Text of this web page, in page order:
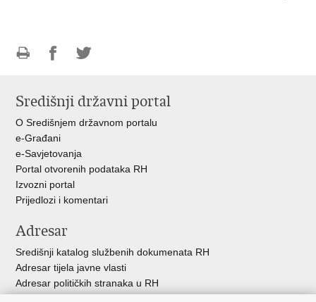
FacebookuTwitteru
Središnji državni portal
O Središnjem državnom portalu
e-Građani
e-Savjetovanja
Portal otvorenih podataka RH
Izvozni portal
Prijedlozi i komentari
Adresar
Središnji katalog službenih dokumenata RH
Adresar tijela javne vlasti
Adresar političkih stranaka u RH